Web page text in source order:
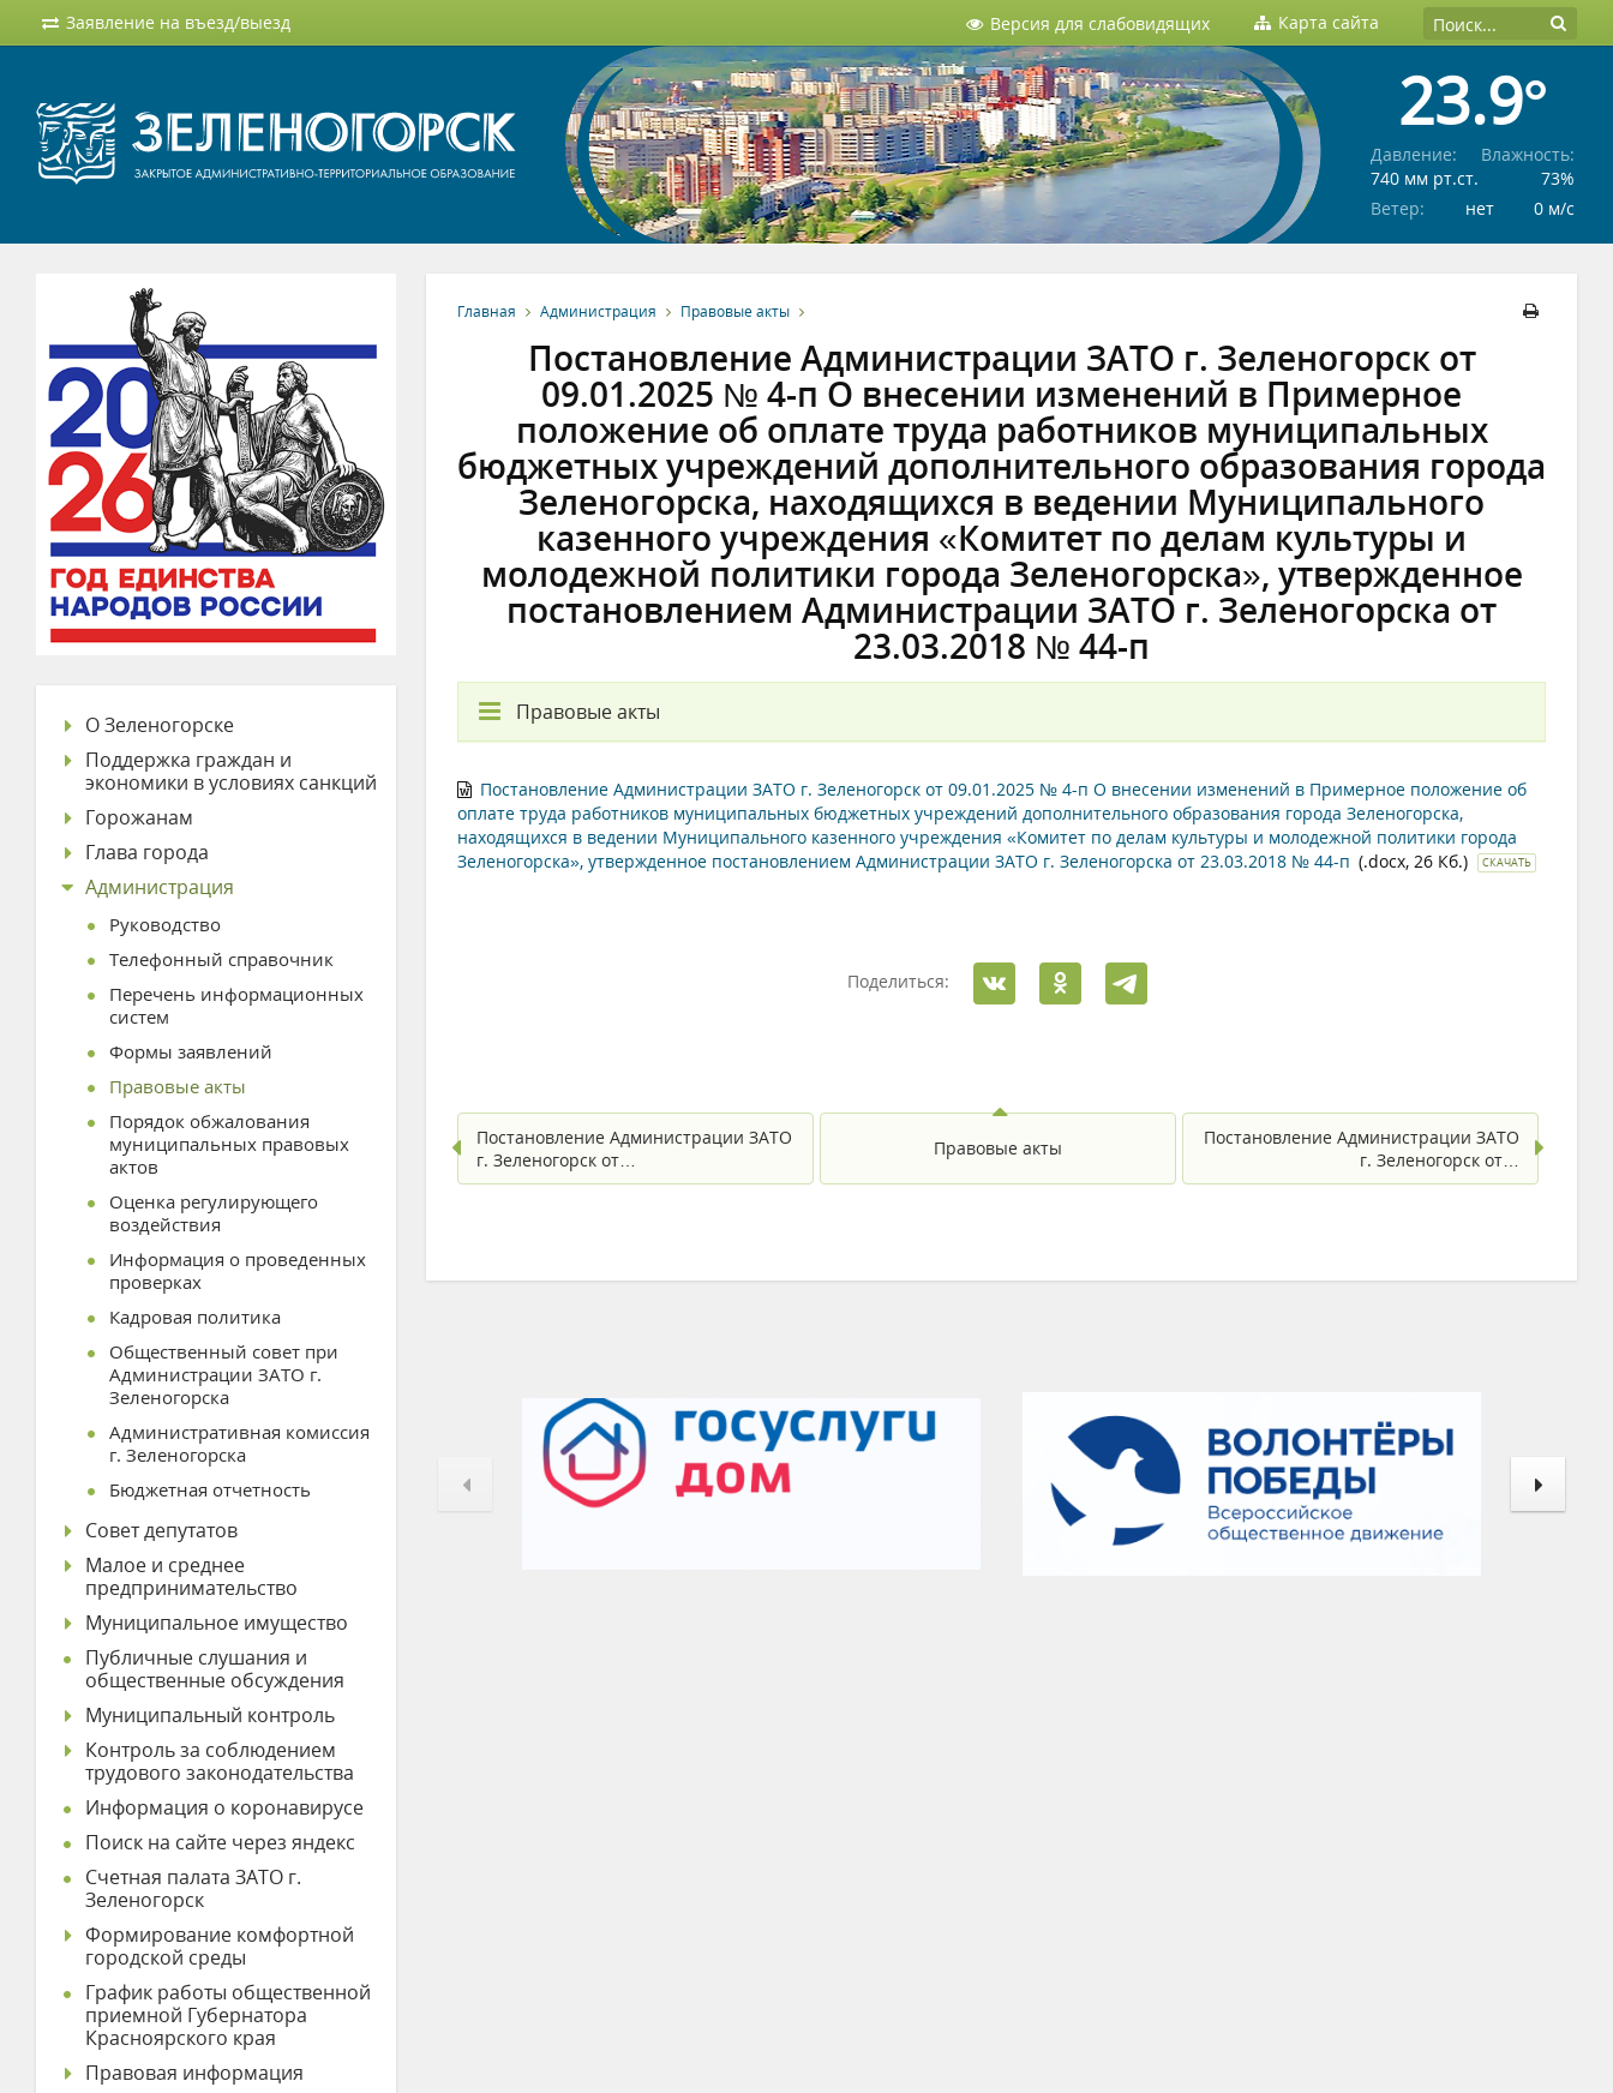
Заявление на въезд/выезд Версия для слабовидящих Карта сайта
23.9°
Давление:
740 мм рт.ст.
Влажность:
73%
Ветер:
нет 0 м/c
Главная Администрация Правовые акты
Постановление Администрации ЗАТО г. Зеленогорск от
09.01.2025 № 4-п О внесении изменений в Примерное
положение об оплате труда работников муниципальных
бюджетных учреждений дополнительного образования города
Зеленогорска, находящихся в ведении Муниципального
казенного учреждения «Комитет по делам культуры и
молодежной политики города Зеленогорска», утвержденное
постановлением Администрации ЗАТО г. Зеленогорска от
23.03.2018 № 44-п
Правовые акты
Постановление Администрации ЗАТО г. Зеленогорск от 09.01.2025 № 4-п О внесении изменений в Примерное положение об
оплате труда работников муниципальных бюджетных учреждений дополнительного образования города Зеленогорска,
находящихся в ведении Муниципального казенного учреждения «Комитет по делам культуры и молодежной политики города
Зеленогорска», утвержденное постановлением Администрации ЗАТО г. Зеленогорска от 23.03.2018 № 44-п (.docx, 26 Кб.) СКАЧАТЬ
Поделиться:
Постановление Администрации ЗАТО
г. Зеленогорск от…
Правовые акты
Постановление Администрации ЗАТО
г. Зеленогорск от…
О Зеленогорске
Поддержка граждан и
экономики в условиях санкций
Горожанам
Глава города
Администрация
Руководство
Телефонный справочник
Перечень информационных
систем
Формы заявлений
Правовые акты
Порядок обжалования
муниципальных правовых
актов
Оценка регулирующего
воздействия
Информация о проведенных
проверках
Кадровая политика
Общественный совет при
Администрации ЗАТО г.
Зеленогорска
Административная комиссия
г. Зеленогорска
Бюджетная отчетность
Совет депутатов
Малое и среднее
предпринимательство
Муниципальное имущество
Публичные слушания и
общественные обсуждения
Муниципальный контроль
Контроль за соблюдением
трудового законодательства
Информация о коронавирусе
Поиск на сайте через яндекс
Счетная палата ЗАТО г.
Зеленогорск
Формирование комфортной
городской среды
График работы общественной
приемной Губернатора
Красноярского края
Правовая информация